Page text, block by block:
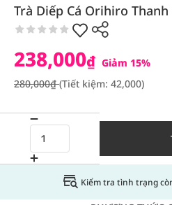
Trà Diếp Cá Orihiro
238,000₫ Giảm 15%
280,000₫(Tiết kiệm: 42,000)
Kiểm tra tình trạng